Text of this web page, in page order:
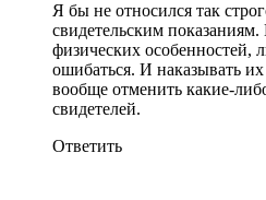
Я бы не относился так
свидетельским показаниям.
физических особенностей,
ошибаться. И наказывать
вообще отменить какие-
свидетелей.
Ответить